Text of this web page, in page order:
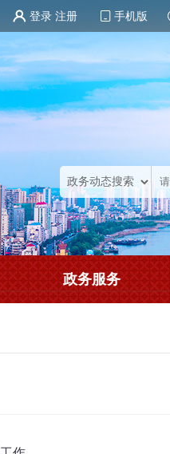
登录 注册 手机版
政务服务